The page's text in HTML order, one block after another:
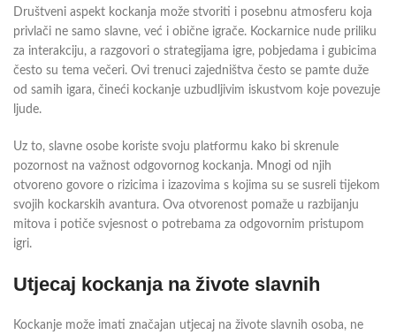
Društveni aspekt kockanja može stvoriti i posebnu atmosferu koja
privlači ne samo slavne, već i obične igrače. Kockarnice nude priliku
za interakciju, a razgovori o strategijama igre, pobjedama i gubicima
često su tema večeri. Ovi trenuci zajedništva često se pamte duže
od samih igara, čineći kockanje uzbudljivim iskustvom koje povezuje
ljude.
Uz to, slavne osobe koriste svoju platformu kako bi skrenule
pozornost na važnost odgovornog kockanja. Mnogi od njih
otvoreno govore o rizicima i izazovima s kojima su se susreli tijekom
svojih kockarskih avantura. Ova otvorenost pomaže u razbijanju
mitova i potiče svjesnost o potrebama za odgovornim pristupom
igri.
Utjecaj kockanja na živote slavnih
Kockanje može imati značajan utjecaj na živote slavnih osoba, ne